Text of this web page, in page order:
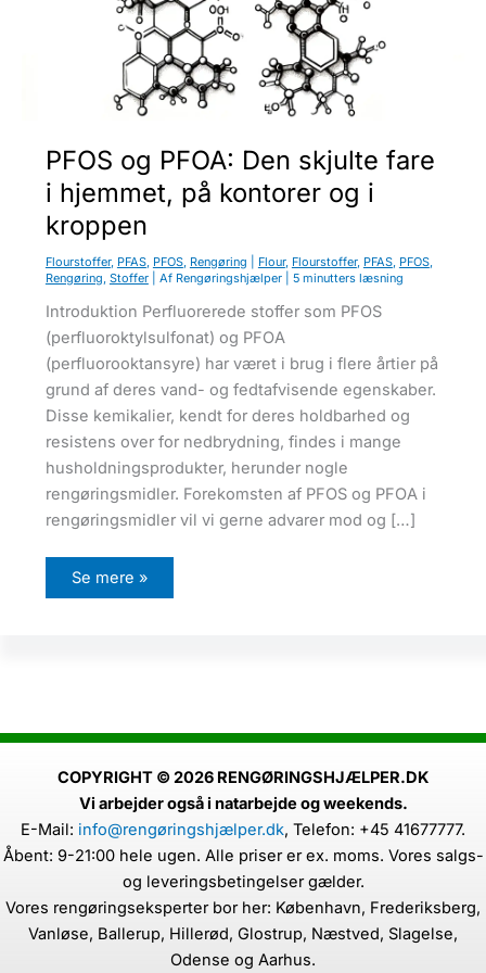
u
PFOS og PFOA: Den skjulte fare
i hjemmet, på kontorer og i
kroppen
Flourstoffer, PFAS, PFOS, Rengøring Flour, Flourstoffer, PFAS, PFOS,
Rengøring, Stoffer| Af Rengøringshjælper 5 minutters læsning
Introduktion Perfluorerede stoffer som PFOS
(perfluoroktylsulfonat) og PFOA
(perfluorooktansyre) har været i brug i flere årtier på
grund af deres vand- og fedtafvisende egenskaber.
Disse kemikalier, kendt for deres holdbarhed og
resistens over for nedbrydning, findes i mange
husholdningsprodukter, herunder nogle
rengøringsmidler. Forekomsten af PFOS og PFOA i
rengøringsmidler vil vi gerne advarer mod og […]
P
:
D
n
s
u
l
a
r
e
Se mere »
COPYRIGHT © 2026 RENGØRINGSHJÆLPER.DK
Vi arbejder også i natarbejde og weekends.
E-Mail: info@rengøringshjælper.dk, Telefon: +45 41677777.
Åbent: 9-21:00 hele ugen. Alle priser er ex. moms. Vores salgs-
og leveringsbetingelser gælder.
Vores rengøringseksperter bor her: København, Frederiksberg,
Vanløse, Ballerup, Hillerød, Glostrup, Næstved, Slagelse,
Odense og Aarhus.